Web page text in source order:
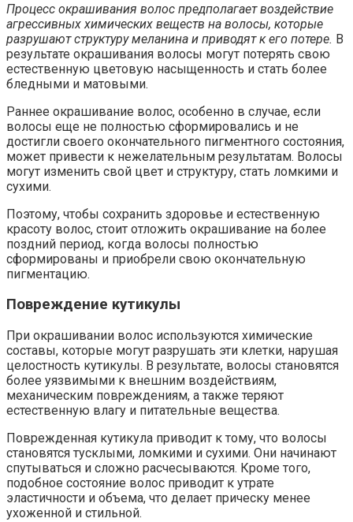
Процесс окрашивания волос предполагает воздействие
агрессивных химических веществ на волосы, которые
разрушают структуру меланина и приводят к его потере. В
результате окрашивания волосы могут потерять свою
естественную цветовую насыщенность и стать более
бледными и матовыми.
Раннее окрашивание волос, особенно в случае, если
волосы еще не полностью сформировались и не
достигли своего окончательного пигментного состояния,
может привести к нежелательным результатам. Волосы
могут изменить свой цвет и структуру, стать ломкими и
сухими.
Поэтому, чтобы сохранить здоровье и естественную
красоту волос, стоит отложить окрашивание на более
поздний период, когда волосы полностью
сформированы и приобрели свою окончательную
пигментацию.
Повреждение кутикулы
При окрашивании волос используются химические
составы, которые могут разрушать эти клетки, нарушая
целостность кутикулы. В результате, волосы становятся
более уязвимыми к внешним воздействиям,
механическим повреждениям, а также теряют
естественную влагу и питательные вещества.
Поврежденная кутикула приводит к тому, что волосы
становятся тусклыми, ломкими и сухими. Они начинают
спутываться и сложно расчесываются. Кроме того,
подобное состояние волос приводит к утрате
эластичности и объема, что делает прическу менее
ухоженной и стильной.